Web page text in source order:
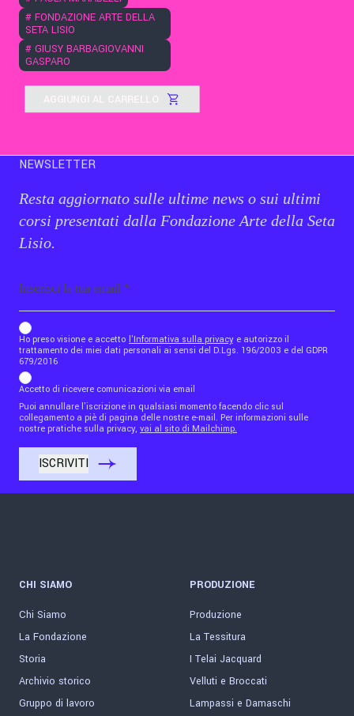
# FONDAZIONE ARTE DELLA
SETA LISIO
# GIUSY BARBAGIOVANNI
GASPARO
AGGIUNGI AL CARRELLO
NEWSLETTER
Resta aggiornato sulle ultime news o sui ultimi
corsi presentati dalla Fondazione Arte della Seta
Lisio.
b_b43a7bd9734c7124b3be52921_1911023b36
Ho preso visione e accetto l'Informativa sulla privacy e autorizzo il
trattamento dei miei dati personali ai sensi del D.Lgs. 196/2003 e del GDPR
679/2016
Accetto di ricevere comunicazioni via email
Puoi annullare l'iscrizione in qualsiasi momento facendo clic sul
collegamento a piè di pagina delle nostre e-mail. Per informazioni sulle
nostre pratiche sulla privacy, vai al sito di Mailchimp.
CHI SIAMO
Chi Siamo
La Fondazione
Storia
Archivio storico
Gruppo di lavoro
PRODUZIONE
Produzione
La Tessitura
I Telai Jacquard
Velluti e Broccati
Lampassi e Damaschi